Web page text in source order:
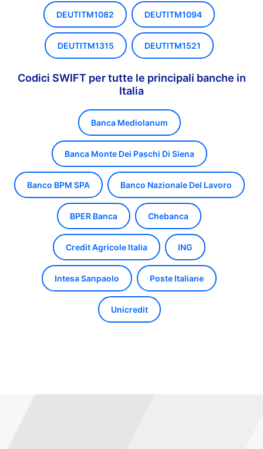
DEUTITM1082 DEUTITM1094
DEUTITM1315 DEUTITM1521
Codici SWIFT per tutte le principali banche in
Italia
Banca Mediolanum
Banca Monte Dei Paschi Di Siena
Banco BPM SPA Banco Nazionale Del Lavoro
BPER Banca Chebanca
Credit Agricole Italia ING
Intesa Sanpaolo Poste Italiane
Unicredit